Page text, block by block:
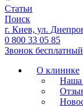
Статьи
Поиск
г. Киев, ул.
0 800 33 05 85
Звонок бесплатный
О клинике
Наша